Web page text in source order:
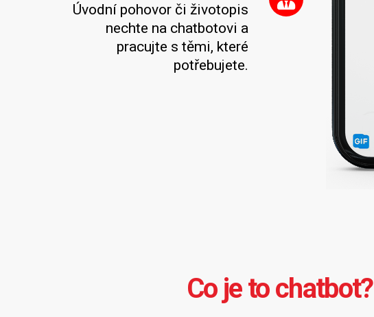
Úvodní pohovor či životopis
nechte na chatbotovi a
pracujte s těmi, které
potřebujete.
Co je to chatbot?